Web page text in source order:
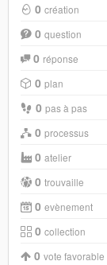
0 création
0 question
0 réponse
0 plan
0 pas à pas
0 processus
0 atelier
0 trouvaille
0 evènement
0 collection
0 vote favorable